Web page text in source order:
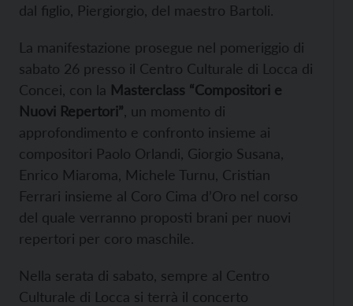
dal figlio, Piergiorgio, del maestro Bartoli.
La manifestazione prosegue nel pomeriggio di
sabato 26 presso il Centro Culturale di Locca di
Concei, con la Masterclass “Compositori e
Nuovi Repertori” , un momento di
approfondimento e confronto insieme ai
compositori Paolo Orlandi, Giorgio Susana,
Enrico Miaroma, Michele Turnu, Cristian
Ferrari insieme al Coro Cima d’Oro nel corso
del quale verranno proposti brani per nuovi
repertori per coro maschile.
Nella serata di sabato, sempre al Centro
Culturale di Locca si terrà il concerto